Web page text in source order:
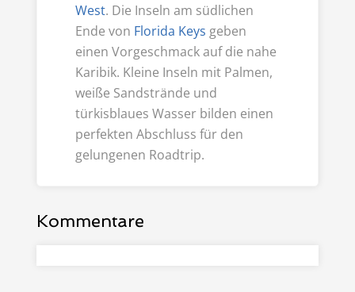
West. Die Inseln am südlichen
Ende von Florida Keys geben
einen Vorgeschmack auf die nahe
Karibik. Kleine Inseln mit Palmen,
weiße Sandstrände und
türkisblaues Wasser bilden einen
perfekten Abschluss für den
gelungenen Roadtrip.
Kommentare